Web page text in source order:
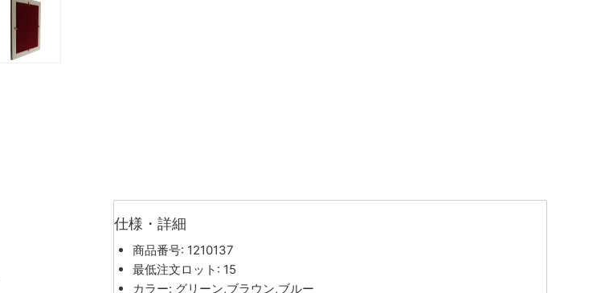
仕様・詳細
商品番号: 1210137
最低注文ロット: 15
カラー: グリーン,ブラウン,ブルー